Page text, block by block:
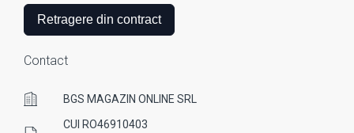
Retragere din contract
Contact
BGS MAGAZIN ONLINE SRL
CUI RO46910403